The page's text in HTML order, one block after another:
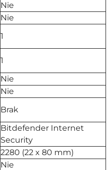
Nie
Nie
1
1
Nie
Nie
Brak
Bitdefender Internet
Security
2280 (22 x 80 mm)
Nie